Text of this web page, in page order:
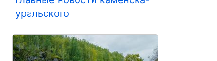
уральского